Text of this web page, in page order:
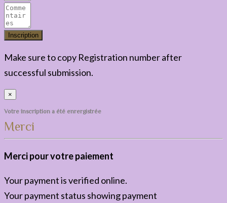
Make sure to copy Registration number after
successful submission.
×
Votre inscription a été enrergistrée
Merci
Merci pour votre paiement
Your payment is verified online.
Your payment status showing payment